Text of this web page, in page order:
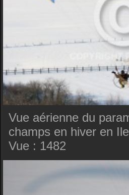
Vue aérienne du
champs en hiver en Ile
Vue : 1482